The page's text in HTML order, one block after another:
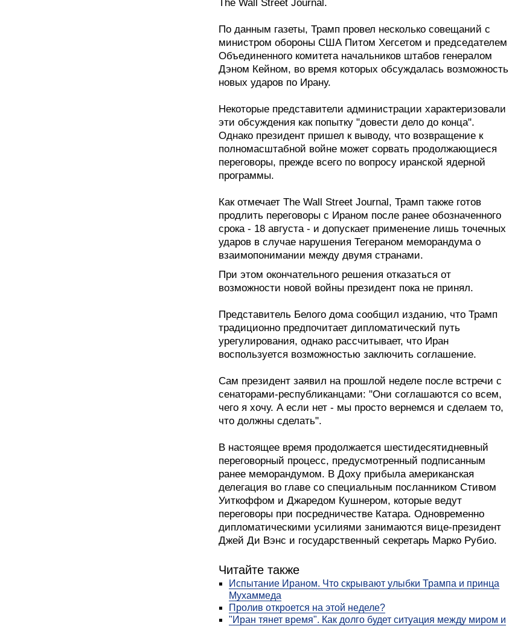
The Wall Street Journal.
По данным газеты, Трамп провел несколько совещаний с
министром обороны США Питом Хегсетом и председателем
Объединенного комитета начальников штабов генералом
Дэном Кейном, во время которых обсуждалась возможность
новых ударов по Ирану.
Некоторые представители администрации характеризовали
эти обсуждения как попытку "довести дело до конца".
Однако президент пришел к выводу, что возвращение к
полномасштабной войне может сорвать продолжающиеся
переговоры, прежде всего по вопросу иранской ядерной
программы.
Как отмечает The Wall Street Journal, Трамп также готов
продлить переговоры с Ираном после ранее обозначенного
срока - 18 августа - и допускает применение лишь точечных
ударов в случае нарушения Тегераном меморандума о
взаимопонимании между двумя странами.
При этом окончательного решения отказаться от
возможности новой войны президент пока не принял.
Представитель Белого дома сообщил изданию, что Трамп
традиционно предпочитает дипломатический путь
урегулирования, однако рассчитывает, что Иран
воспользуется возможностью заключить соглашение.
Сам президент заявил на прошлой неделе после встречи с
сенаторами-республиканцами: "Они соглашаются со всем,
чего я хочу. А если нет - мы просто вернемся и сделаем то,
что должны сделать".
В настоящее время продолжается шестидесятидневный
переговорный процесс, предусмотренный подписанным
ранее меморандумом. В Доху прибыла американская
делегация во главе со специальным посланником Стивом
Уиткоффом и Джаредом Кушнером, которые ведут
переговоры при посредничестве Катара. Одновременно
дипломатическими усилиями занимаются вице-президент
Джей Ди Вэнс и государственный секретарь Марко Рубио.
Читайте также
Испытание Ираном. Что скрывают улыбки Трампа и принца
Мухаммеда
Пролив откроется на этой неделе?
"Иран тянет время". Как долго будет ситуация между миром и